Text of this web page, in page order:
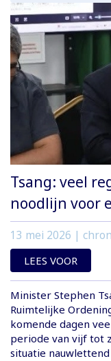
Tsang: veel
noodlijn voor
13 mei 2026 |
LEES VOOR
Minister Stephen
Ruimtelijke
komende dagen
periode van vijf tot
situatie